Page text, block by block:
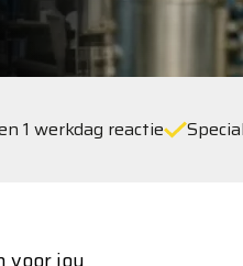
1 werkdag reactie